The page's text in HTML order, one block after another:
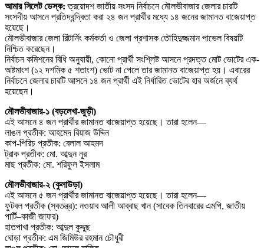
আমার সিলেট ডেস্ক: ত্রয়োদশ জাতীয় সংসদ নির্বাচনে মৌলভীবাজার জেলার চারটি
সংসদীয় আসনে প্রতিদ্বন্দ্বিতা করা ২৪ জন প্রার্থীর মধ্যে ১৪ জনের জামানত বাজেয়াপ্ত
হয়েছে।
মৌলভীবাজার জেলা রিটার্নিং কর্মকর্তা ও জেলা প্রশাসক তৌহিদুজ্জমান পাভেল বিষয়টি
নিশ্চিত করেছেন।
নির্বাচন কমিশনের বিধি অনুযায়ী, কোনো প্রার্থী সংশ্লিষ্ট আসনে প্রদত্ত মোট ভোটের এক-
অষ্টমাংশ (১২ দশমিক ৫ শতাংশ) ভোট না পেলে তার জামানত বাজেয়াপ্ত হয়। এবারের
নির্বাচনে জেলার চারটি আসনে ১৪ জন প্রার্থী এই নির্ধারিত ভোটের হার অর্জনে ব্যর্থ
হয়েছেন।
মৌলভীবাজার-১ (বড়লেখা-জুড়ী)
এই আসনে ৪ জন প্রার্থীর জামানত বাজেয়াপ্ত হয়েছে। তারা হলেন—
লাঙল প্রতীক: আহমেদ রিয়াজ উদ্দিন
কাপ-পিরিচ প্রতীক: বেলাল আহমদ
ট্রাক প্রতীক: মো. আব্দুন নূর
মাছ প্রতীক: মো. শরিফুল ইসলাম
মৌলভীবাজার-২ (কুলাউড়া)
এই আসনে ৫ জন প্রার্থীর জামানত বাজেয়াপ্ত হয়েছে। তারা হলেন—
ফুটবল প্রতীক (স্বতন্ত্র): নওয়াব আলী আব্বাছ খান (সাবেক তিনবারের এমপি, জাতীয়
পার্টি–কাজী জাফর)
হাতপাখা প্রতীক: আব্দুল কুদ্দুছ
ঘোড়া প্রতীক: এম জিমিউর রহমান চৌধুরী